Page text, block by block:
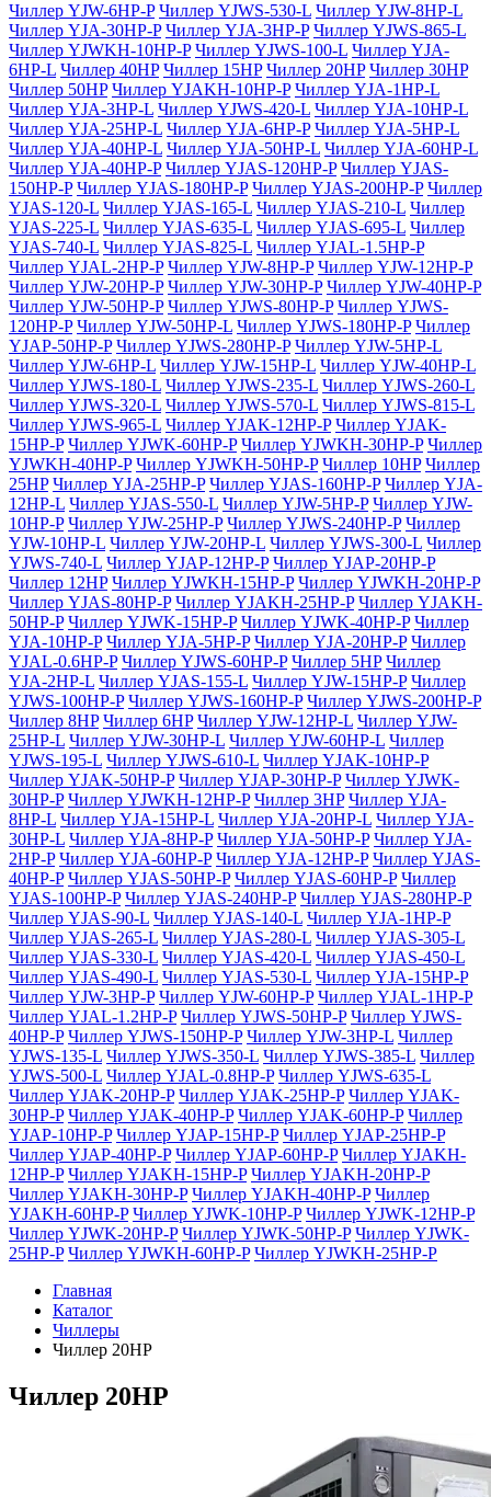
Чиллер YJW-6HP-P Чиллер YJWS-530-L Чиллер YJW-8HP-L
Чиллер YJA-30HP-P Чиллер YJA-3HP-P Чиллер YJWS-865-L
Чиллер YJWKH-10HP-P Чиллер YJWS-100-L Чиллер YJA-
6HP-L Чиллер 40HP Чиллер 15HP Чиллер 20HP Чиллер 30HP
Чиллер 50HP Чиллер YJAKH-10HP-P Чиллер YJA-1HP-L
Чиллер YJA-3HP-L Чиллер YJWS-420-L Чиллер YJA-10HP-L
Чиллер YJA-25HP-L Чиллер YJA-6HP-P Чиллер YJA-5HP-L
Чиллер YJA-40HP-L Чиллер YJA-50HP-L Чиллер YJA-60HP-L
Чиллер YJA-40HP-P Чиллер YJAS-120HP-P Чиллер YJAS-
150HP-P Чиллер YJAS-180HP-P Чиллер YJAS-200HP-P Чиллер
YJAS-120-L Чиллер YJAS-165-L Чиллер YJAS-210-L Чиллер
YJAS-225-L Чиллер YJAS-635-L Чиллер YJAS-695-L Чиллер
YJAS-740-L Чиллер YJAS-825-L Чиллер YJAL-1.5HP-P
Чиллер YJAL-2HP-P Чиллер YJW-8HP-P Чиллер YJW-12HP-P
Чиллер YJW-20HP-P Чиллер YJW-30HP-P Чиллер YJW-40HP-P
Чиллер YJW-50HP-P Чиллер YJWS-80HP-P Чиллер YJWS-
120HP-P Чиллер YJW-50HP-L Чиллер YJWS-180HP-P Чиллер
YJAP-50HP-P Чиллер YJWS-280HP-P Чиллер YJW-5HP-L
Чиллер YJW-6HP-L Чиллер YJW-15HP-L Чиллер YJW-40HP-L
Чиллер YJWS-180-L Чиллер YJWS-235-L Чиллер YJWS-260-L
Чиллер YJWS-320-L Чиллер YJWS-570-L Чиллер YJWS-815-L
Чиллер YJWS-965-L Чиллер YJAK-12HP-P Чиллер YJAK-
15HP-P Чиллер YJWK-60HP-P Чиллер YJWKH-30HP-P Чиллер
YJWKH-40HP-P Чиллер YJWKH-50HP-P Чиллер 10HP Чиллер
25HP Чиллер YJA-25HP-P Чиллер YJAS-160HP-P Чиллер YJA-
12HP-L Чиллер YJAS-550-L Чиллер YJW-5HP-P Чиллер YJW-
10HP-P Чиллер YJW-25HP-P Чиллер YJWS-240HP-P Чиллер
YJW-10HP-L Чиллер YJW-20HP-L Чиллер YJWS-300-L Чиллер
YJWS-740-L Чиллер YJAP-12HP-P Чиллер YJAP-20HP-P
Чиллер 12HP Чиллер YJWKH-15HP-P Чиллер YJWKH-20HP-P
Чиллер YJAS-80HP-P Чиллер YJAKH-25HP-P Чиллер YJAKH-
50HP-P Чиллер YJWK-15HP-P Чиллер YJWK-40HP-P Чиллер
YJA-10HP-P Чиллер YJA-5HP-P Чиллер YJA-20HP-P Чиллер
YJAL-0.6HP-P Чиллер YJWS-60HP-P Чиллер 5HP Чиллер
YJA-2HP-L Чиллер YJAS-155-L Чиллер YJW-15HP-P Чиллер
YJWS-100HP-P Чиллер YJWS-160HP-P Чиллер YJWS-200HP-P
Чиллер 8HP Чиллер 6HP Чиллер YJW-12HP-L Чиллер YJW-
25HP-L Чиллер YJW-30HP-L Чиллер YJW-60HP-L Чиллер
YJWS-195-L Чиллер YJWS-610-L Чиллер YJAK-10HP-P
Чиллер YJAK-50HP-P Чиллер YJAP-30HP-P Чиллер YJWK-
30HP-P Чиллер YJWKH-12HP-P Чиллер 3HP Чиллер YJA-
8HP-L Чиллер YJA-15HP-L Чиллер YJA-20HP-L Чиллер YJA-
30HP-L Чиллер YJA-8HP-P Чиллер YJA-50HP-P Чиллер YJA-
2HP-P Чиллер YJA-60HP-P Чиллер YJA-12HP-P Чиллер YJAS-
40HP-P Чиллер YJAS-50HP-P Чиллер YJAS-60HP-P Чиллер
YJAS-100HP-P Чиллер YJAS-240HP-P Чиллер YJAS-280HP-P
Чиллер YJAS-90-L Чиллер YJAS-140-L Чиллер YJA-1HP-P
Чиллер YJAS-265-L Чиллер YJAS-280-L Чиллер YJAS-305-L
Чиллер YJAS-330-L Чиллер YJAS-420-L Чиллер YJAS-450-L
Чиллер YJAS-490-L Чиллер YJAS-530-L Чиллер YJA-15HP-P
Чиллер YJW-3HP-P Чиллер YJW-60HP-P Чиллер YJAL-1HP-P
Чиллер YJAL-1.2HP-P Чиллер YJWS-50HP-P Чиллер YJWS-
40HP-P Чиллер YJWS-150HP-P Чиллер YJW-3HP-L Чиллер
YJWS-135-L Чиллер YJWS-350-L Чиллер YJWS-385-L Чиллер
YJWS-500-L Чиллер YJAL-0.8HP-P Чиллер YJWS-635-L
Чиллер YJAK-20HP-P Чиллер YJAK-25HP-P Чиллер YJAK-
30HP-P Чиллер YJAK-40HP-P Чиллер YJAK-60HP-P Чиллер
YJAP-10HP-P Чиллер YJAP-15HP-P Чиллер YJAP-25HP-P
Чиллер YJAP-40HP-P Чиллер YJAP-60HP-P Чиллер YJAKH-
12HP-P Чиллер YJAKH-15HP-P Чиллер YJAKH-20HP-P
Чиллер YJAKH-30HP-P Чиллер YJAKH-40HP-P Чиллер
YJAKH-60HP-P Чиллер YJWK-10HP-P Чиллер YJWK-12HP-P
Чиллер YJWK-20HP-P Чиллер YJWK-50HP-P Чиллер YJWK-
25HP-P Чиллер YJWKH-60HP-P Чиллер YJWKH-25HP-P
Главная
Каталог
Чиллеры
Чиллер 20HP
Чиллер 20HP